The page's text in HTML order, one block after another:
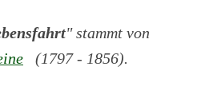
" stammt von
(1797 - 1856).